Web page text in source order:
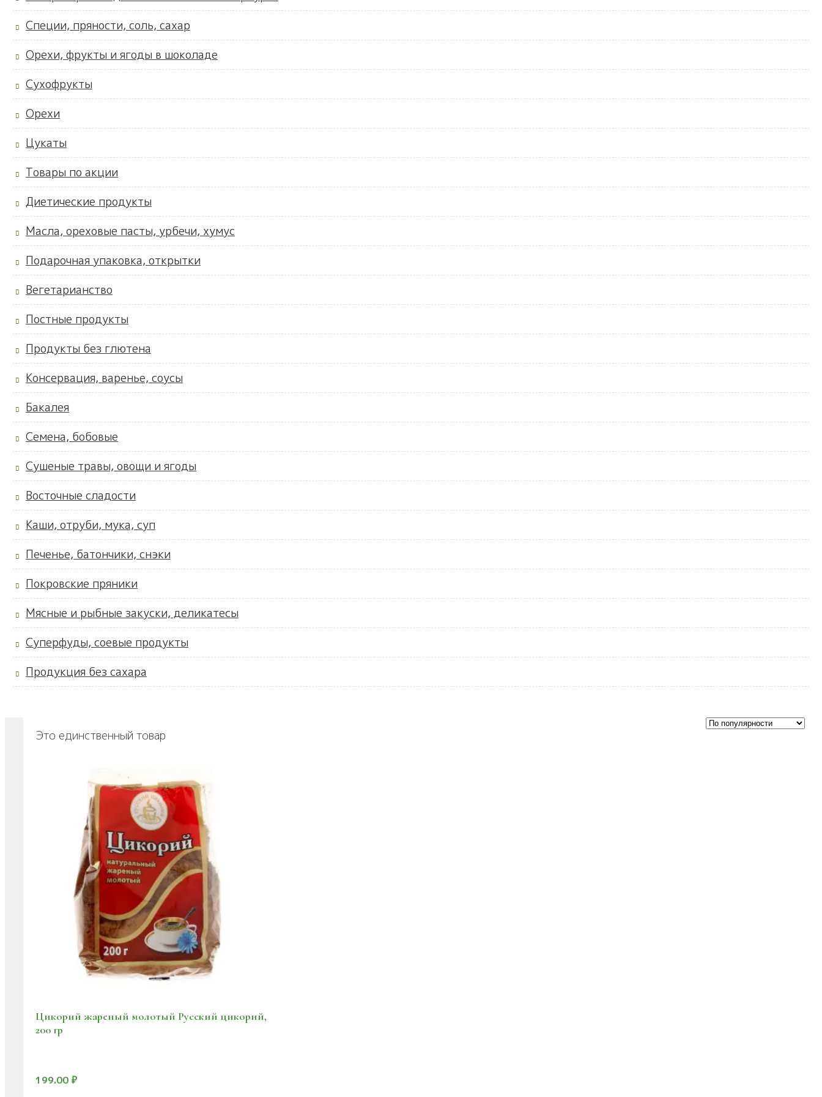
Специи, пряности, соль, сахар
Орехи, фрукты и ягоды в шоколаде
Сухофрукты
Орехи
Цукаты
Товары по акции
Диетические продукты
Масла, ореховые пасты, урбечи, хумус
Подарочная упаковка, открытки
Вегетарианство
Постные продукты
Продукты без глютена
Консервация, варенье, соусы
Бакалея
Семена, бобовые
Сушеные травы, овощи и ягоды
Восточные сладости
Каши, отруби, мука, суп
Печенье, батончики, снэки
Покровские пряники
Мясные и рыбные закуски, деликатесы
Суперфуды, соевые продукты
Продукция без сахара
Это единственный товар
Цикорий жареный молотый Русский цикорий,
200 гр
199.00 ₽